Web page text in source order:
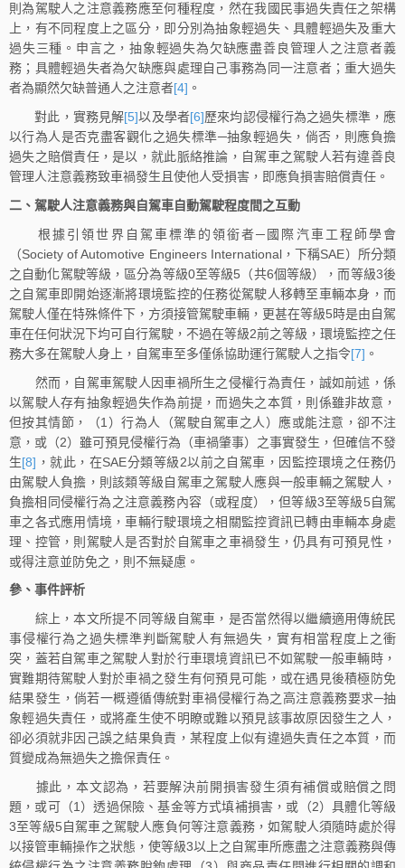
則為駕駛人之注意義務應至何種程度，然在我國民事過失責任之架構
上，有不同程度上之區分，即分別為抽象輕過失、具體輕過失及重大
過失三種。申言之，抽象輕過失為欠缺應盡善良管理人之注意者義
務；具體輕過失者為欠缺應與處理自己事務為同一注意者；重大過失
者為顯然欠缺普通人之注意者[4] 。
對此，實務見解[5]以及學者[6]歷來均認侵權行為之過失標準，應
以行為人是否克盡客觀化之過失標準─抽象輕過失，倘否，則應負擔
過失之賠償責任，是以，就此脈絡推論，自駕車之駕駛人若有違善良
管理人注意義務致車禍發生且使他人受損害，即應負損害賠償責任。
二、駕駛人注意義務與自駕車自動駕駛程度間之互動
根據引領世界自駕車標準的領銜者─國際汽車工程師學會
（Society of Automotive Engineers International，下稱SAE）所分類
之自動化駕駛等級，區分為等級0至等級5（共6個等級），而等級3後
之自駕車即開始逐漸將環境監控的任務從駕駛人移轉至車輛本身，而
駕駛人僅在特殊條件下，方須接管駕駛車輛，更甚在等級5時是由自駕
車在任何狀況下均可自行駕駛，不過在等級2前之等級，環境監控之任
務大多在駕駛人身上，自駕車至多僅係協助運行駕駛人之指令[7] 。
然而，自駕車駕駛人因車禍所生之侵權行為責任，誠如前述，係
以駕駛人存有抽象輕過失作為前提，而過失之本質，則係雖非故意，
但按其情節，（1）行為人（駕駛自駕車之人）應或能注意，卻不注
意，或（2）雖可預見侵權行為（車禍肇事）之事實發生，但確信不發
生[8] ，就此，在SAE分類等級2以前之自駕車，因監控環境之任務仍
由駕駛人負擔，則該類等級自駕車之駕駛人應與一般車輛之駕駛人，
負擔相同侵權行為之注意義務內容（或程度），但等級3至等級5自駕
車之各式應用情境，車輛行駛環境之相關監控資訊已轉由車輛本身處
理、控管，則駕駛人是否對於自駕車之車禍發生，仍具有可預見性，
或得注意並防免之，則不無疑慮。
參、事件評析
綜上，本文所提不同等級自駕車，是否當然得以繼續適用傳統民
事侵權行為之過失標準判斷駕駛人有無過失，實有相當程度上之衝
突，蓋若自駕車之駕駛人對於行車環境資訊已不如駕駛一般車輛時，
實難期待駕駛人對於車禍之發生有何預見可能，或在遇見後積極防免
結果發生，倘若一概遵循傳統對車禍侵權行為之高注意義務要求─抽
象輕過失責任，或將產生使不明瞭或難以預見該事故原因發生之人，
卻必須就非因己誤之結果負責，某程度上似有違過失責任之本質，而
質變成為無過失之擔保責任。
據此，本文認為，若要解決前開損害發生須有補償或賠償之問
題，或可（1）透過保險、基金等方式填補損害，或（2）具體化等級
3至等級5自駕車之駕駛人應負何等注意義務，如駕駛人須隨時處於得
以接管車輛操作之狀態，使等級3以上之自駕車所應盡之注意義務與傳